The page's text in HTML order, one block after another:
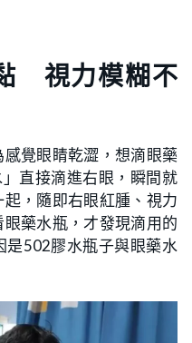
視力模糊不
覺眼睛乾澀，想滴眼藥
直接滴進右眼，瞬間就
，隨即右眼紅腫、視力
藥水瓶，才發現滴用的
是502膠水瓶子與眼藥水